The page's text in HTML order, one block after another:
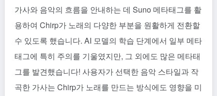
가사와 음악의 흐름을 안내하는 데 Suno 메타태그를 활
용하여 Chirp가 노래의 다양한 부분을 원활하게 전환할
수 있도록 했습니다. AI 모델의 학습 단계에서 일부 메타
태그에 특히 주의를 기울였지만, 그 외에도 많은 메타태
그를 발견했습니다! 사용자가 선택한 음악 스타일과 작
곡한 가사는 Chirp가 노래를 만드는 방식에도 영향을 미